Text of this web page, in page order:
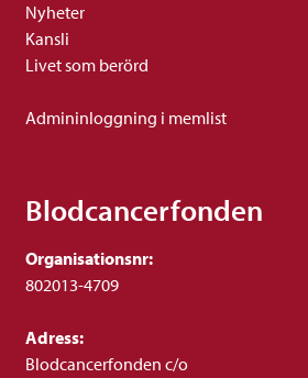
Nyheter
Kansli
Livet som berörd
Admininloggning i memlist
Blodcancerfonden
Organisationsnr:
802013-4709
Adress:
Blodcancerfonden c/o